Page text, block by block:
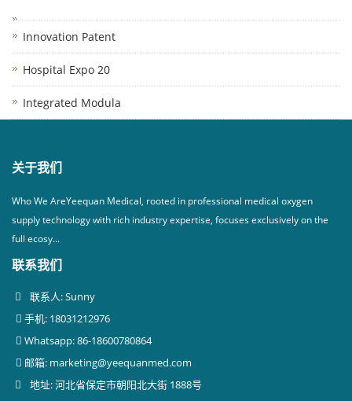
Innovation Patent
Hospital Expo 20
Integrated Modula
关于我们
Who We AreYeequan Medical, rooted in professional medical oxygen
supply technology with rich industry expertise, focuses exclusively on the
full ecosy...
联系我们
联系人: Sunny
手机: 18031212976
Whatsapp: 86-18600780864
邮箱: marketing@yeequanmed.com
地址: 河北省保定市朝阳北大街 1888号